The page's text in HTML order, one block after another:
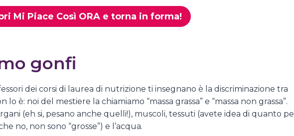
Mi Piace Così ORA e torna in forma!
gonfi
dei corsi di laurea di nutrizione ti insegnano è la discriminazione tra
è: noi del mestiere la chiamiamo “massa grassa” e “massa non grassa”.
(eh si, pesano anche quelli!), muscoli, tessuti (avete idea di quanto
no, non sono “grosse”) e l’acqua.